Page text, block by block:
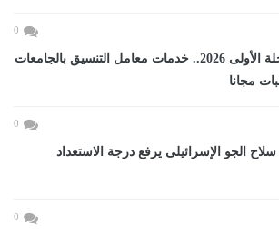
0
تنسيق المرحلة الأولى 2026.. خدمات معامل التنسيق بالجامعات
مجانا
0
الجو الإسرائيلى يرفع درجة الاستعداد
0